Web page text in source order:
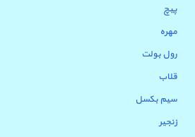
پیچ
مهره
رول بولت
قلاب
سیم بکسل
زنجیر